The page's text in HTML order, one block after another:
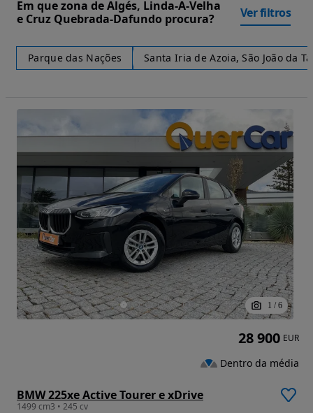
Em que zona de Algés, Linda-A-Velha
e Cruz Quebrada-Dafundo procura?
Ver filtros
Parque das Nações Santa Iria de Azoia, São João da
1 / 6
BMW 225xe Active Tourer e xDrive
1499 cm3 • 245 cv
28 900 EUR
Dentro da média